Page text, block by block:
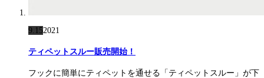
9.152021
ティペットスルー販売開始！
フックに簡単にティペットを通せる「ティペットスルー」が下